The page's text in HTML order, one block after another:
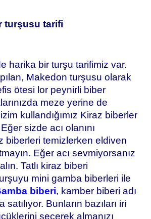
turşusu tarifi
harika bir turşu tarifimiz var.
Makedon turşusu olarak
ötesi lor peynirli biber
meze yerine de
kullandığımız Kiraz biberler
sizde acı olanını
biberleri temizlerken eldiven
Eğer acı sevmiyorsanız
Tatlı kiraz biberi
mini gamba biberleri ile
biberi, kamber biberi adı
Bunların bazıları iri
seçerek almanızı